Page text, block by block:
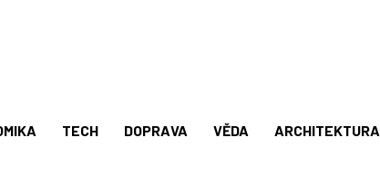
TECH DOPRAVA VĚDA ARCHITEKTURA